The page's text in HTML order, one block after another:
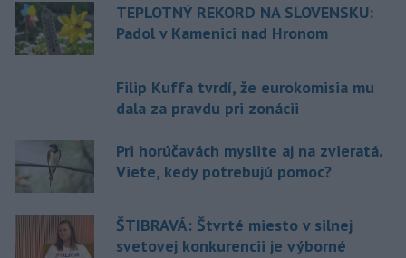
TEPLOTNÝ REKORD NA SLOVENSKU:
Padol v Kamenici nad Hronom
Filip Kuffa tvrdí, že eurokomisia mu
dala za pravdu pri zonácii
Pri horúčavách myslite aj na zvieratá.
Viete, kedy potrebujú pomoc?
ŠTIBRAVÁ: Štvrté miesto v silnej
svetovej konkurencii je výborné